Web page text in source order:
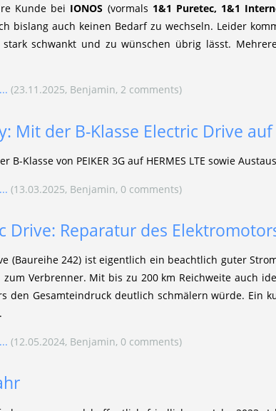
Kunde bei IONOS (vormals 1&1 Puretec, 1&1
bislang auch keinen Bedarf zu wechseln. Leider
schwankt und zu wünschen übrig lässt.
(23.11.2025, Benjamin, 2 comments)
Mit der B-Klasse Electric Drive
B-Klasse von PEIKER 3G auf HERMES LTE sowie
(13.03.2025, Benjamin, 0 comments)
Drive: Reparatur des
(Baureihe 242) ist eigentlich ein beachtlich guter
Verbrenner. Mit bis zu 200 km Reichweite auch
den Gesamteindruck deutlich schmälern würde. Ein
(12.05.2024, Benjamin, 0 comments)